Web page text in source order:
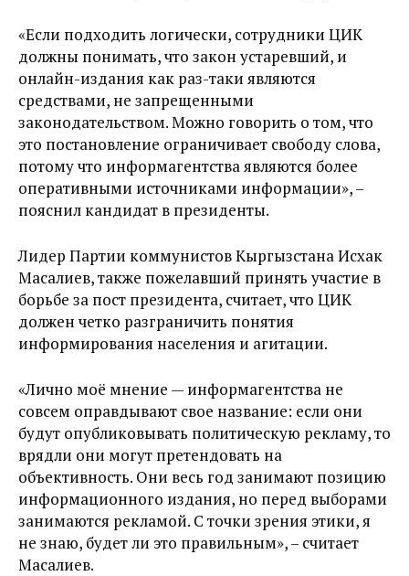
«Если подходить логически, сотрудники ЦИК
должны понимать, что закон устаревший, и
онлайн-издания как раз-таки являются
средствами, не запрещенными
законодательством. Можно говорить о том, что
это постановление ограничивает свободу слова,
потому что информагентства являются более
оперативными источниками информации», –
пояснил кандидат в президенты.
Лидер Партии коммунистов Кыргызстана Исхак
Масалиев, также пожелавший принять участие в
борьбе за пост президента, считает, что ЦИК
должен четко разграничить понятия
информирования населения и агитации.
«Лично моё мнение — информагентства не
совсем оправдывают свое название: если они
будут опубликовывать политическую рекламу, то
врядли они могут претендовать на
объективность. Они весь год занимают позицию
информационного издания, но перед выборами
занимаются рекламой. С точки зрения этики, я
не знаю, будет ли это правильным», – считает
Масалиев.